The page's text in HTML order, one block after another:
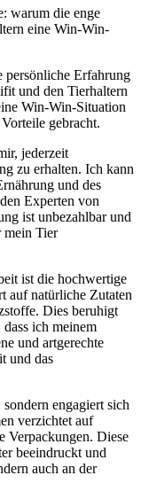
warum die enge
eine Win-Win-
persönliche Erfahrung
und den ​Tierhaltern‌
Win-Win-Situation
gebracht.
jederzeit
zu ​erhalten. ‍Ich ‌kann
und​ des
Experten von
ist⁢ unbezahlbar ​und
mein ‌Tier
ist‍ die hochwertige
auf ‍natürliche Zutaten
Dies beruhigt
ich meinem
und artgerechte
und⁣ das
engagiert sich
verzichtet auf
Verpackungen. ⁤Diese
beeindruckt​ und
auch​ an der